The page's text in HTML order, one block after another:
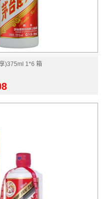
)375ml 1*6 箱